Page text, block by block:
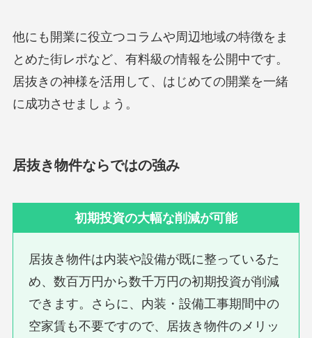
他にも開業に役立つコラムや周辺地域の特徴をま
とめた街レポなど、有料級の情報を公開中です。
居抜きの神様を活用して、はじめての開業を一緒
に成功させましょう。
居抜き物件ならではの強み
初期投資の大幅な削減が可能
居抜き物件は内装や設備が既に整っているた
め、数百万円から数千万円の初期投資が削減
できます。さらに、内装・設備工事期間中の
空家賃も不要ですので、居抜き物件のメリッ